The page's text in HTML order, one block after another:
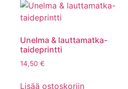
Unelma & lauttamatka-
taideprintti
14,50 €
Lisää ostoskoriin